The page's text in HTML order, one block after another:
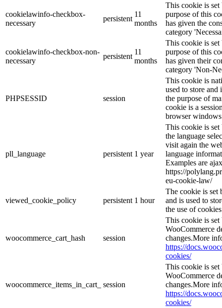
cookielawinfo-checkbox-
necessary
persistent
11
months
This cookie is
purpose of this
has given the
category
cookielawinfo-checkbox-non-
necessary
persistent
11
months
This cookie is
purpose of this
has given their
category 'Non-
PHPSESSID session
This cookie is
used to store
the purpose of
cookie is a
browser
pll_language persistent 1 year
This cookie is set
the language
visit again the
language
Examples are
https://
eu-cookie-law/
viewed_cookie_policy persistent 1 hour
The cookie is set
and is used to
the use of
woocommerce_cart_hash session
This cookie is set
WooCommerce
changes.More
https://
cookies/
woocommerce_items_in_cart_ session
This cookie is set
WooCommerce
changes.More
https://
cookies/